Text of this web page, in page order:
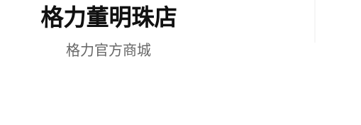
格力董明珠店
格力官方商城